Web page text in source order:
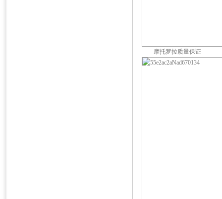
摩托罗拉质量保证